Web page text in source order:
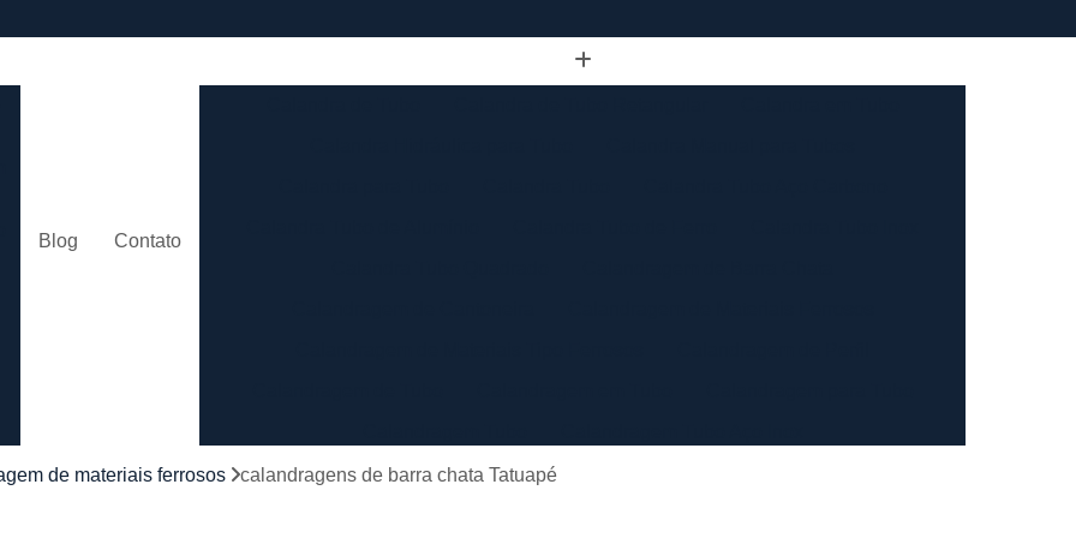
Blog Contato
Calandragem Tubo em Aço Inox
de materiais ferrosos calandragens de barra chata Tatuapé